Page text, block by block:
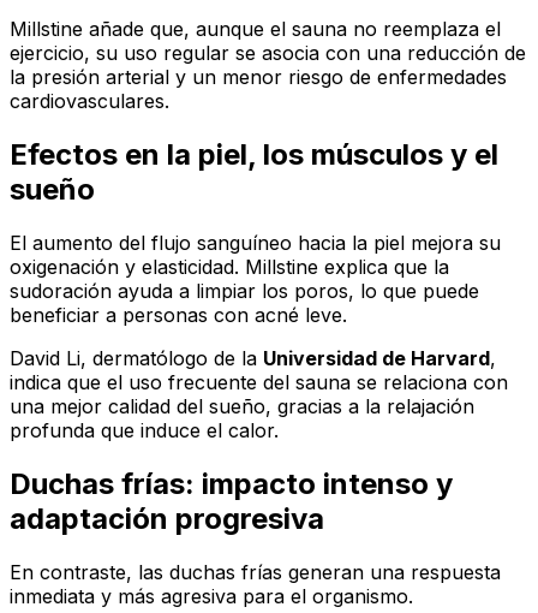
Millstine añade que, aunque el sauna no reemplaza el
ejercicio, su uso regular se asocia con una reducción de
la presión arterial y un menor riesgo de enfermedades
cardiovasculares.
Efectos en la piel, los músculos y el
sueño
El aumento del flujo sanguíneo hacia la piel mejora su
oxigenación y elasticidad. Millstine explica que la
sudoración ayuda a limpiar los poros, lo que puede
beneficiar a personas con acné leve.
David Li, dermatólogo de la Universidad de Harvard,
indica que el uso frecuente del sauna se relaciona con
una mejor calidad del sueño, gracias a la relajación
profunda que induce el calor.
Duchas frías: impacto intenso y
adaptación progresiva
En contraste, las duchas frías generan una respuesta
inmediata y más agresiva para el organismo.